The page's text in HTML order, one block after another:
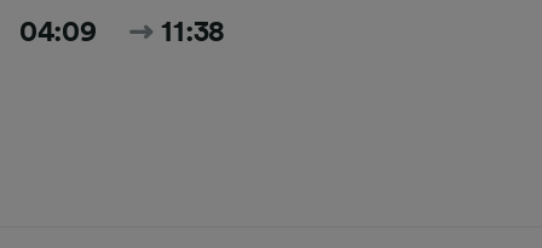
04:09 11:38